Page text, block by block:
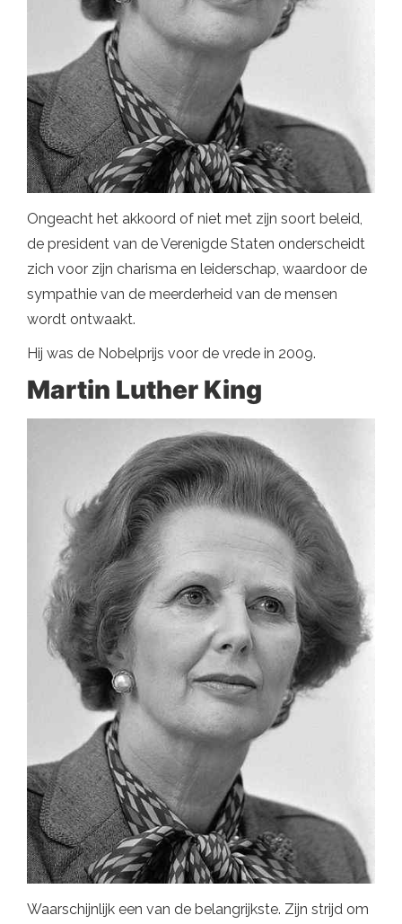
Ongeacht het akkoord of niet met zijn soort beleid,
de president van de Verenigde Staten onderscheidt
zich voor zijn charisma en leiderschap, waardoor de
sympathie van de meerderheid van de mensen
wordt ontwaakt.
Hij was de Nobelprijs voor de vrede in 2009.
Martin Luther King
Waarschijnlijk een van de belangrijkste. Zijn strijd om